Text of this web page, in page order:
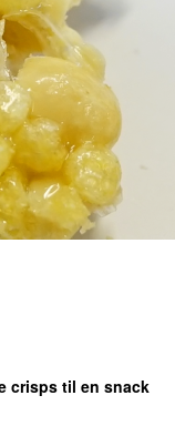
crisps til en snack